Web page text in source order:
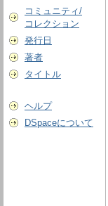
コミュニティ/
コレクション
発行日
著者
タイトル
ヘルプ
DSpaceについて